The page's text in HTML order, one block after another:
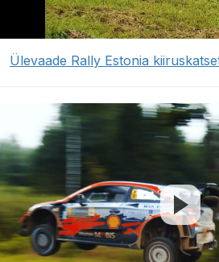
Ülevaade Rally Estonia